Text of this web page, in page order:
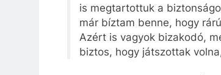
is megtartottuk a
már bíztam benne, hogy
Azért is vagyok bizakodó,
biztos, hogy játszottak